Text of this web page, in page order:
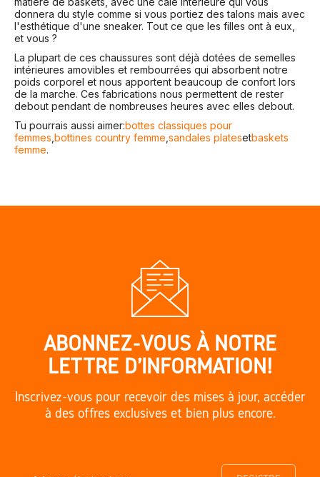
donnera du style comme si vous portiez des talons mais avec
l'esthétique d'une sneaker. Tout ce que les filles ont à eux,
et vous ?
La plupart de ces chaussures sont déjà dotées de semelles
intérieures amovibles et rembourrées qui absorbent notre
poids corporel et nous apportent beaucoup de confort lors
de la marche. Ces fabrications nous permettent de rester
debout pendant de nombreuses heures avec elles debout.
Tu pourrais aussi aimer:bottes classiques pour
femmes,bottines country femme,sandales platesetbaskets
femme.
ABONNEZ-VOUS À NOTRE
LETTRE D'INFORMATION!
Inscrivez-vous pour recevoir des mises à jour, accéder
à des offres exclusives et bien plus encore.